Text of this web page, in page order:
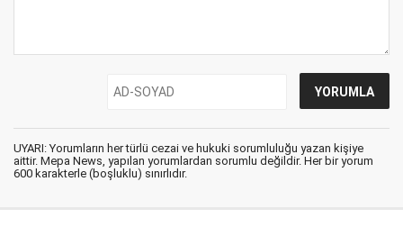
UYARI: Yorumların her türlü cezai ve hukuki sorumluluğu yazan kişiye
aittir. Mepa News, yapılan yorumlardan sorumlu değildir. Her bir yorum
600 karakterle (boşluklu) sınırlıdır.